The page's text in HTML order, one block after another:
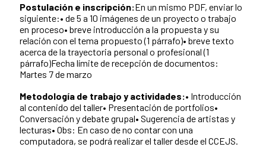
Postulación e inscripción:En un mismo PDF, enviar lo
siguiente:• de 5 a 10 imágenes de un proyecto o trabajo
en proceso• breve introducción a la propuesta y su
relación con el tema propuesto (1 párrafo)• breve texto
acerca de la trayectoria personal o profesional (1
párrafo)Fecha límite de recepción de documentos:
Martes 7 de marzo
Metodología de trabajo y actividades:• Introducción
al contenido del taller• Presentación de portfolios•
Conversación y debate grupal• Sugerencia de artistas y
lecturas• Obs: En caso de no contar con una
computadora, se podrá realizar el taller desde el CCEJS.